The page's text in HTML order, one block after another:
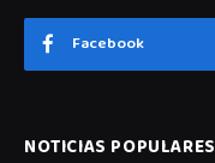
Facebook
NOTICIAS POPULARES